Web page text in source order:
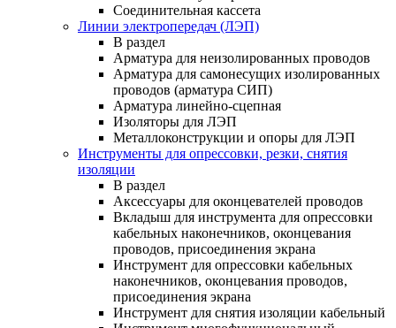
Соединительная кассета
Линии электропередач (ЛЭП)
В раздел
Арматура для неизолированных проводов
Арматура для самонесущих изолированных
проводов (арматура СИП)
Арматура линейно-сцепная
Изоляторы для ЛЭП
Металлоконструкции и опоры для ЛЭП
Инструменты для опрессовки, резки, снятия
изоляции
В раздел
Аксессуары для оконцевателей проводов
Вкладыш для инструмента для опрессовки
кабельных наконечников, оконцевания
проводов, присоединения экрана
Инструмент для опрессовки кабельных
наконечников, оконцевания проводов,
присоединения экрана
Инструмент для снятия изоляции кабельный